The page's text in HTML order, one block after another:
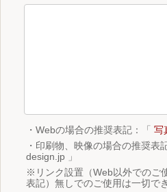
・Webの場合の推奨表記：「 写
・印刷物、映像の場合の推奨表
design.jp 」
※リンク設置（Web以外でのご
表記）無しでのご使用は一切で